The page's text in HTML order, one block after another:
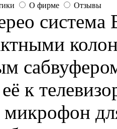
О фирме Отзывы
к